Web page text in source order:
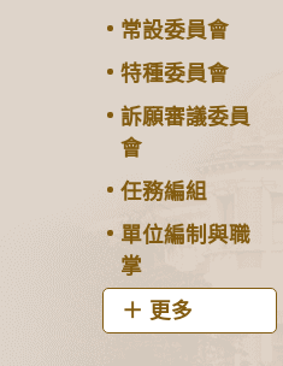
常設委員會
特種委員會
訴願審議委員
會
任務編組
單位編制與職
掌
更多